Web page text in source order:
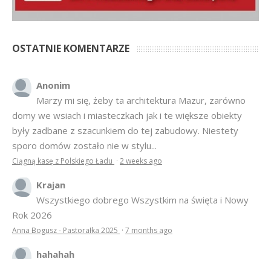
OSTATNIE KOMENTARZE
Anonim
Marzy mi się, żeby ta architektura Mazur, zarówno
domy we wsiach i miasteczkach jak i te większe obiekty
były zadbane z szacunkiem do tej zabudowy. Niestety
sporo domów zostało nie w stylu...
Ciągną kasę z Polskiego Ładu · 2 weeks ago
Krajan
Wszystkiego dobrego Wszystkim na święta i Nowy
Rok 2026
Anna Bogusz - Pastorałka 2025 · 7 months ago
hahahah